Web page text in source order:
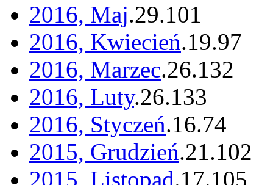
2016, Maj.29.101
2016, Kwiecień.19.97
2016, Marzec.26.132
2016, Luty.26.133
2016, Styczeń.16.74
2015, Grudzień.21.102
2015, Listopad.17.105